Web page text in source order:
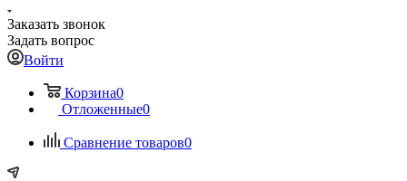
Заказать звонок
Задать вопрос
Войти
Корзина0
Отложенные0
Сравнение товаров0